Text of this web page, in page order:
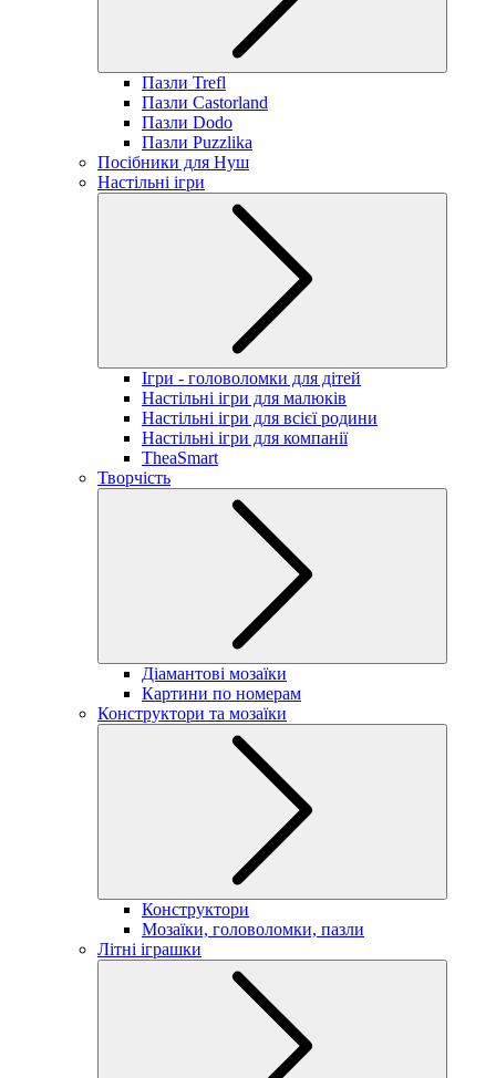
Пазли Trefl
Пазли Castorland
Пазли Dodo
Пазли Puzzlika
Посібники для Нуш
Настільні ігри
Ігри - головоломки для дітей
Настільні ігри для малюків
Настільні ігри для всієї родини
Настільні ігри для компанії
TheaSmart
Творчість
Діамантові мозаїки
Картини по номерам
Конструктори та мозаїки
Конструктори
Мозаїки, головоломки, пазли
Літні іграшки